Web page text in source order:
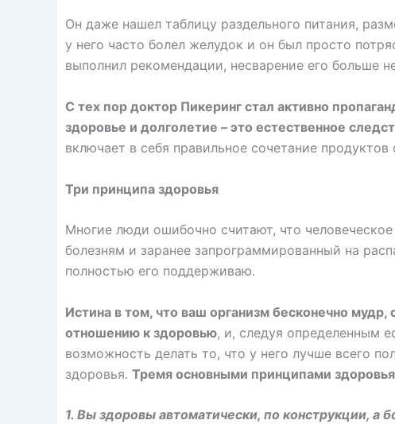
Он даже нашел таблицу раздельного питания,
у него часто болел желудок и он был просто
выполнил рекомендации, несварение его больше
С тех пор доктор Пикеринг стал активно
здоровье и долголетие – это естественное
включает в себя правильное сочетание
Три принципа здоровья
Многие люди ошибочно считают, что
болезням и заранее запрограммированный на
полностью его поддерживаю.
Истина в том, что ваш организм бесконечно
отношению к здоровью, и, следуя определенным
возможность делать то, что у него лучше всего
здоровья. Тремя основными принципами
1. Вы здоровы автоматически, по конструкции, а